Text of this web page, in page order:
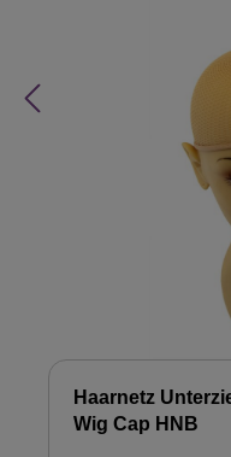
Haarnetz
Wig Cap HNB